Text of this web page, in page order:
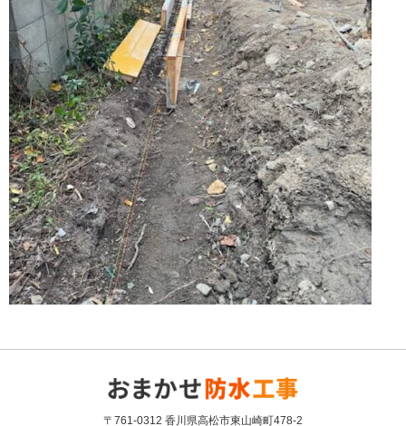
〒761-0312 香川県高松市東山崎町478-2